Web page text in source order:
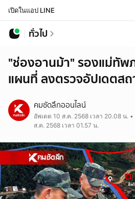
เปิดในแอป LINE
ทั่วไป
"ช่องอานม้า" รองแม่ทัพ
แผนที่ ลงตรวจอัปเดตส
คมชัดลึกออนไลน์
อัพเดต 10 ส.ค. 2568 เวลา 20.08 น. •
ส.ค. 2568 เวลา 01.57 น.